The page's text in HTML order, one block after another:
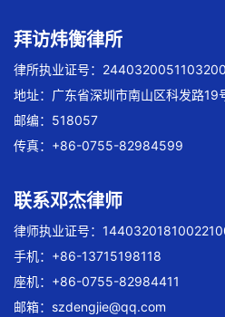
拜访炜衡律所
律所执业证号：
地址：广东省深圳市南山区科发路19
邮编：518057
传真：+86-0755-82984599
联系邓杰律师
律师执业证号：
手机：+86-13715198118
座机：+86-0755-82984411
邮箱： szdengjie@qq.com